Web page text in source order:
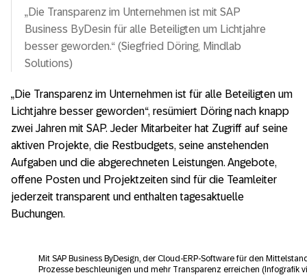
„Die Transparenz im Unternehmen ist mit SAP
Business ByDesin für alle Beteiligten um Lichtjahre
besser geworden.“ (Siegfried Döring, Mindlab
Solutions)
„Die Transparenz im Unternehmen ist für alle Beteiligten um
Lichtjahre besser geworden“, resümiert Döring nach knapp
zwei Jahren mit SAP. Jeder Mitarbeiter hat Zugriff auf seine
aktiven Projekte, die Restbudgets, seine anstehenden
Aufgaben und die abgerechneten Leistungen. Angebote,
offene Posten und Projektzeiten sind für die Teamleiter
jederzeit transparent und enthalten tagesaktuelle
Buchungen.
Mit SAP Business ByDesign, der Cloud-ERP-Software für den
Prozesse beschleunigen und mehr Transparenz erreichen (Infografik